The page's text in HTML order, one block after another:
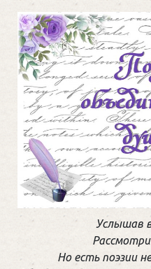
Услышав
Но есть поэзии